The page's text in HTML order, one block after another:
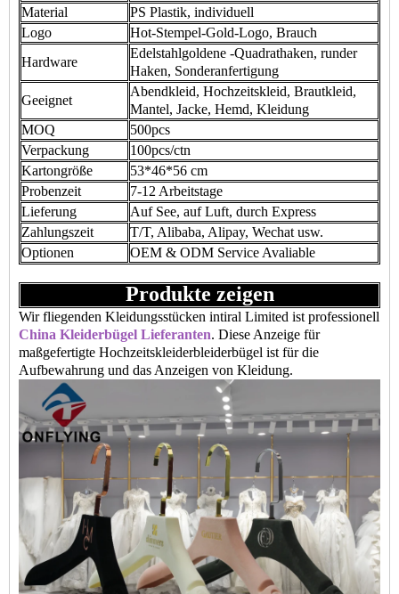
Material
PS Plastik, individuell
Logo
Hot-Stempel-Gold-Logo, Brauch
Hardware
Edelstahlgoldene -Quadrathaken, runder
Haken, Sonderanfertigung
Geeignet
Abendkleid, Hochzeitskleid, Brautkleid,
Mantel, Jacke, Hemd, Kleidung
MOQ
500pcs
Verpackung
100pcs/ctn
Kartongröße
53*46*56 cm
Probenzeit
7-12 Arbeitstage
Lieferung
Auf See, auf Luft, durch Express
Zahlungszeit
T/T, Alibaba, Alipay, Wechat usw.
Optionen
OEM & ODM Service Avaliable
Produkte zeigen
Wir fliegenden Kleidungsstücken intiral Limited ist professionell
China Kleiderbügel Lieferanten. Diese Anzeige für
maßgefertigte Hochzeitskleiderbleiderbügel ist für die
Aufbewahrung und das Anzeigen von Kleidung.